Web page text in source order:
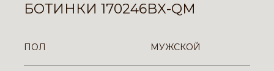
БОТИНКИ 170246BX-QM
ПОЛ МУЖСКОЙ